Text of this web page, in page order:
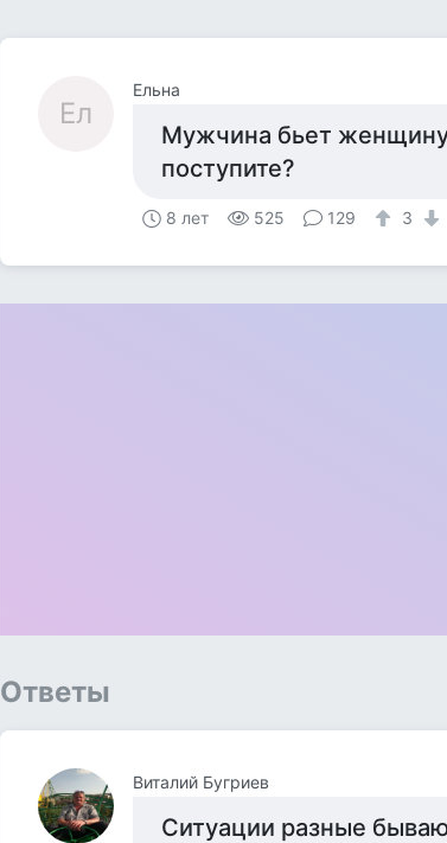
Ел
Ельна
Мужчина бьет
поступите?
8 лет 525 129 3
Ответы
Виталий Бугриев
Ситуации разные